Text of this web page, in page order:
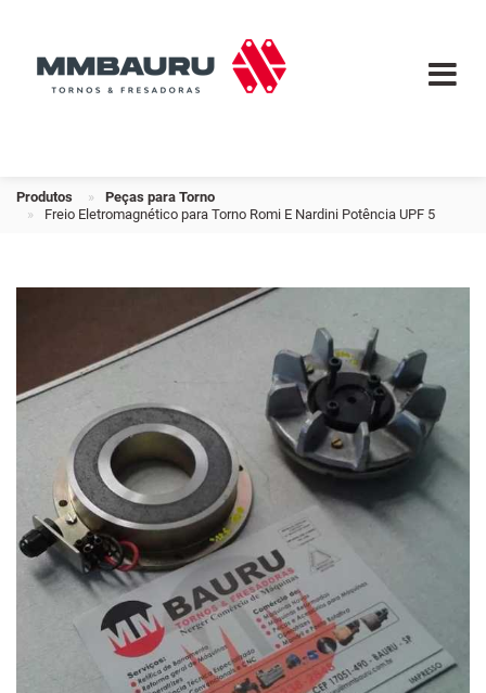
Produtos
Peças para Torno
Freio Eletromagnético para Torno Romi E Nardini Potência UPF 5